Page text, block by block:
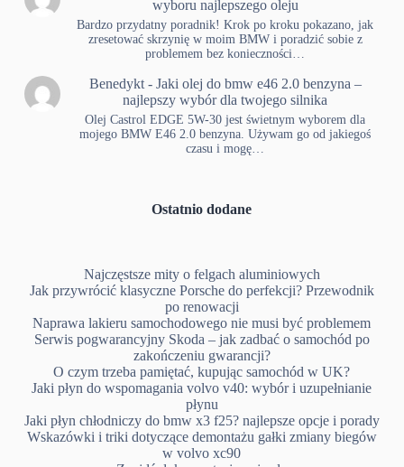
wyboru najlepszego oleju
Bardzo przydatny poradnik! Krok po kroku pokazano, jak
zresetować skrzynię w moim BMW i poradzić sobie z
problemem bez konieczności…
Benedykt- Jaki olej do bmw e46 2.0 benzyna –
najlepszy wybór dla twojego silnika
Olej Castrol EDGE 5W-30 jest świetnym wyborem dla
mojego BMW E46 2.0 benzyna. Używam go od jakiegoś
czasu i mogę…
Ostatnio dodane
Najczęstsze mity o felgach aluminiowych
Jak przywrócić klasyczne Porsche do perfekcji? Przewodnik
po renowacji
Naprawa lakieru samochodowego nie musi być problemem
Serwis pogwarancyjny Skoda – jak zadbać o samochód po
zakończeniu gwarancji?
O czym trzeba pamiętać, kupując samochód w UK?
Jaki płyn do wspomagania volvo v40: wybór i uzupełnianie
płynu
Jaki płyn chłodniczy do bmw x3 f25? najlepsze opcje i porady
Wskazówki i triki dotyczące demontażu gałki zmiany biegów
w volvo xc90